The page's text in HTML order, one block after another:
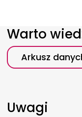
Warto
Arkusz
Uwagi